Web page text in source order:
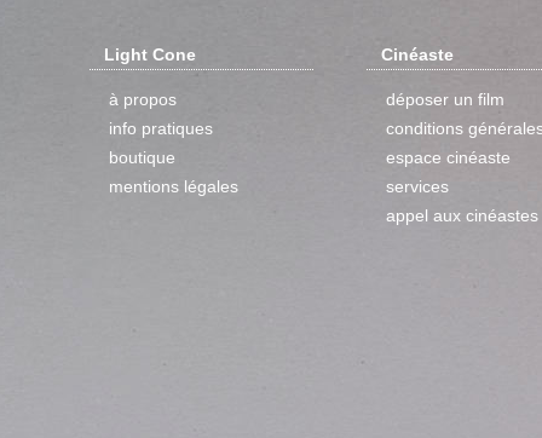
Light Cone
à propos
info pratiques
boutique
mentions légales
Cinéaste
déposer un film
conditions
espace cinéaste
services
appel aux cinéastes